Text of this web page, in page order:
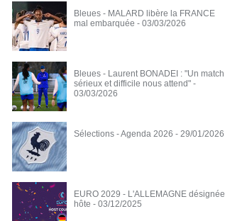
Bleues - MALARD libère la FRANCE
mal embarquée - 03/03/2026
Bleues - Laurent BONADEI : "Un match
sérieux et difficile nous attend" -
03/03/2026
Sélections - Agenda 2026 - 29/01/2026
EURO 2029 - L'ALLEMAGNE désignée
hôte - 03/12/2025